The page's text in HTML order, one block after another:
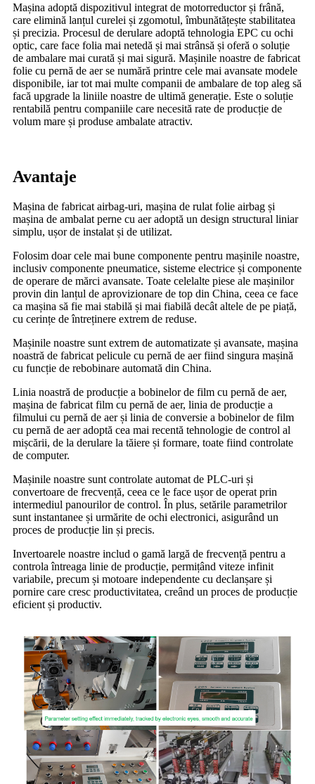
Mașina adoptă dispozitivul integrat de motorreductor și frână,
care elimină lanțul curelei și zgomotul, îmbunătățește stabilitatea
și precizia. Procesul de derulare adoptă tehnologia EPC cu ochi
optic, care face folia mai netedă și mai strânsă și oferă o soluție
de ambalare mai curată și mai sigură. Mașinile noastre de fabricat
folie cu pernă de aer se numără printre cele mai avansate modele
disponibile, iar tot mai multe companii de ambalare de top aleg să
facă upgrade la liniile noastre de ultimă generație. Este o soluție
rentabilă pentru companiile care necesită rate de producție de
volum mare și produse ambalate atractiv.
Avantaje
Mașina de fabricat airbag-uri, mașina de rulat folie airbag și
mașina de ambalat perne cu aer adoptă un design structural liniar
simplu, ușor de instalat și de utilizat.
Folosim doar cele mai bune componente pentru mașinile noastre,
inclusiv componente pneumatice, sisteme electrice și componente
de operare de mărci avansate. Toate celelalte piese ale mașinilor
provin din lanțul de aprovizionare de top din China, ceea ce face
ca mașina să fie mai stabilă și mai fiabilă decât altele de pe piață,
cu cerințe de întreținere extrem de reduse.
Mașinile noastre sunt extrem de automatizate și avansate, mașina
noastră de fabricat pelicule cu pernă de aer fiind singura mașină
cu funcție de rebobinare automată din China.
Linia noastră de producție a bobinelor de film cu pernă de aer,
mașina de fabricat film cu pernă de aer, linia de producție a
filmului cu pernă de aer și linia de conversie a bobinelor de film
cu pernă de aer adoptă cea mai recentă tehnologie de control al
mișcării, de la derulare la tăiere și formare, toate fiind controlate
de computer.
Mașinile noastre sunt controlate automat de PLC-uri și
convertoare de frecvență, ceea ce le face ușor de operat prin
intermediul panourilor de control. În plus, setările parametrilor
sunt instantanee și urmărite de ochi electronici, asigurând un
proces de producție lin și precis.
Invertoarele noastre includ o gamă largă de frecvență pentru a
controla întreaga linie de producție, permițând viteze infinit
variabile, precum și motoare independente cu declanșare și
pornire care cresc productivitatea, creând un proces de producție
eficient și productiv.